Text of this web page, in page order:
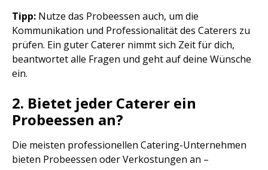
Tipp: Nutze das Probeessen auch, um die
Kommunikation und Professionalität des Caterers zu
prüfen. Ein guter Caterer nimmt sich Zeit für dich,
beantwortet alle Fragen und geht auf deine Wünsche
ein.
2. Bietet jeder Caterer ein
Probeessen an?
Die meisten professionellen Catering-Unternehmen
bieten Probeessen oder Verkostungen an –